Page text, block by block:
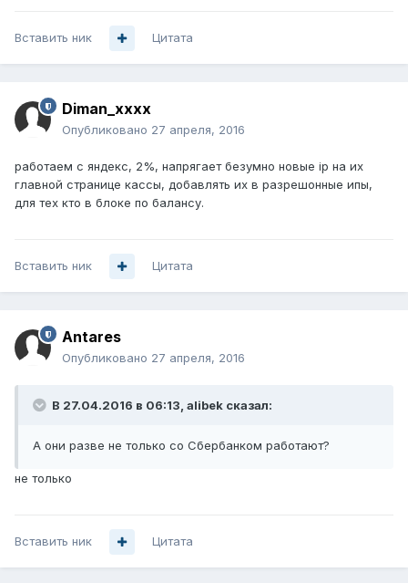
Вставить ник Цитата
Diman_xxxx
Опубликовано 27 апреля, 2016
работаем с яндекс, 2%, напрягает безумно новые ip на их
главной странице кассы, добавлять их в разрешонные ипы,
для тех кто в блоке по балансу.
Вставить ник Цитата
Antares
Опубликовано 27 апреля, 2016
В 27.04.2016 в 06:13, alibek сказал:
А они разве не только со Сбербанком работают?
не только
Вставить ник Цитата